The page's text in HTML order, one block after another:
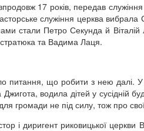
17 років, передав
служіння церква
стали Петро Секунда й
та Вадима Лаця.
питання, що робити з нею далі.
водила дітей у сусідній
громади не під силу, тож про
і диригент риковицької церкви